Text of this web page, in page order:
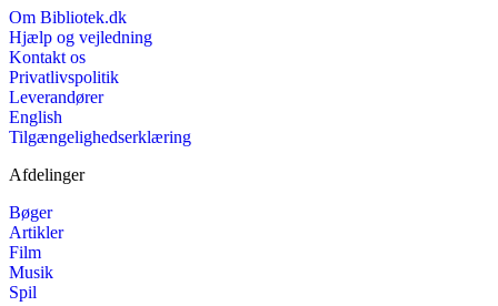
Om Bibliotek.dk
Hjælp og vejledning
Kontakt os
Privatlivspolitik
Leverandører
English
Tilgængelighedserklæring
Afdelinger
Bøger
Artikler
Film
Musik
Spil